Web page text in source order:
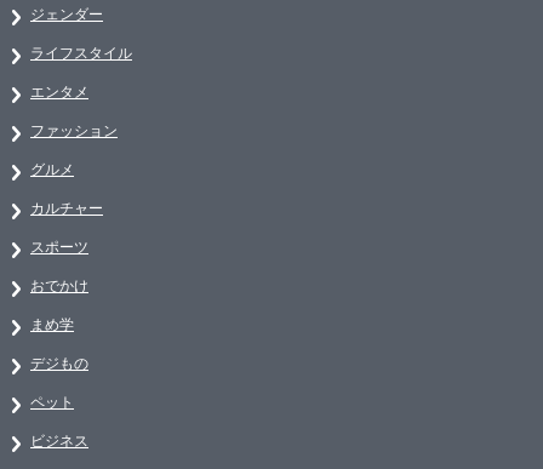
ジェンダー
ライフスタイル
エンタメ
ファッション
グルメ
カルチャー
スポーツ
おでかけ
まめ学
デジもの
ペット
ビジネス